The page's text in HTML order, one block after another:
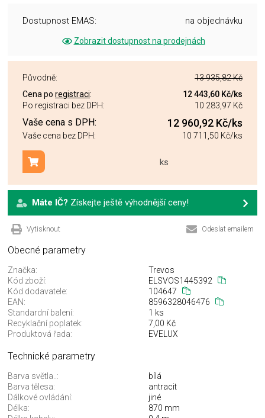
Dostupnost EMAS: na objednávku
Zobrazit dostupnost na prodejnách
Původně:
13 935,82 Kč
Cena po registraci: 12 443,60 Kč/ks
Po registraci bez DPH:
10 283,97 Kč
Vaše cena s DPH: 12 960,92 Kč/ks
Vaše cena bez DPH: 10 711,50 Kč/ks
ks
Přidat do košíku
Máte IČ? Získejte ještě výhodnější ceny!
Vytisknout Odeslat emailem
Obecné parametry
Značka:
Trevos
Kód zboží:
ELSVOS1445392
Kód dodavatele:
104647
EAN:
8596328046476
Standardní balení:
1 ks
Recyklační poplatek:
7,00 Kč
Produktová řada:
EVELUX
Technické parametry
Barva světla..:
bílá
Barva tělesa:
antracit
Dálkové ovládání:
jiné
Délka:
870 mm